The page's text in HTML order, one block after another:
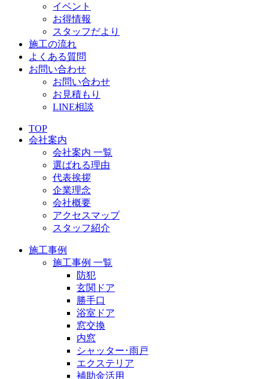
イベント
お得情報
スタッフだより
施工の流れ
よくある質問
お問い合わせ
お問い合わせ
お見積もり
LINE相談
TOP
会社案内
会社案内 一覧
選ばれる理由
代表挨拶
企業理念
会社概要
アクセスマップ
スタッフ紹介
施工事例
施工事例 一覧
防犯
玄関ドア
勝手口
浴室ドア
窓交換
内窓
シャッター･雨戸
エクステリア
補助金活用